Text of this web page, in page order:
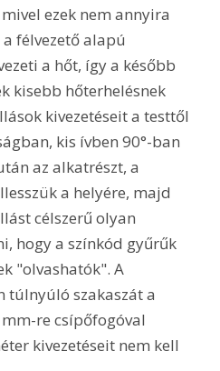
ezek nem annyira
félvezető alapú
a hőt, így a később
kisebb hőterhelésnek
kivezetéseit a testtől
kis ívben 90°-ban
az alkatrészt, a
a helyére, majd
célszerű olyan
hogy a színkód gyűrűk
"olvashatók". A
túlnyúló szakaszát a
re csípőfogóval
kivezetéseit nem kell